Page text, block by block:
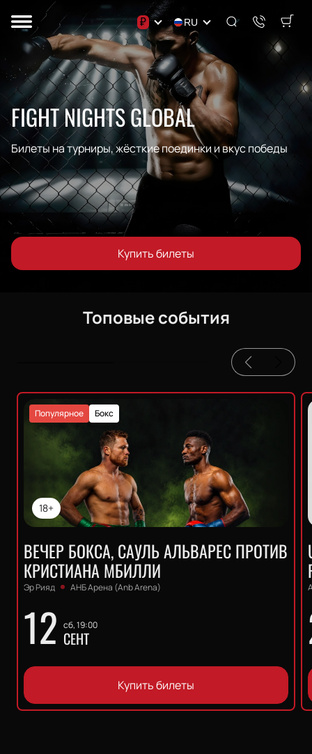
₽ RU
FIGHT NIGHTS GLOBAL
Билеты на турниры, жёсткие поединки и вкус победы
Купить билеты
Топовые события
18+
Бокс
Популярное
ВЕЧЕР БОКСА, САУЛЬ АЛЬВАРЕС ПРОТИВ
КРИСТИАНА МБИЛЛИ
Эр Рияд АНБ Арена (Anb Arena)
12 сб, 19:00
СЕНТ
Купить билеты